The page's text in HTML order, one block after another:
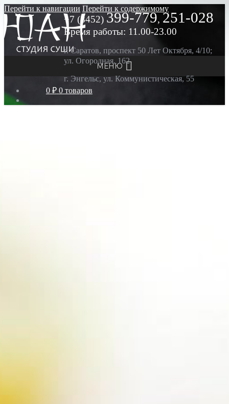
Перейти к навигации Перейти к содержимому
МЕНЮ
0 ₽ 0 товаров
+7 (8452) 399-779, 251-028
Время работы: 11.00-23.00
г. Саратов, проспект 50 Лет Октября, 4/10;
ул. Огородная, 162
г. Энгельс, ул. Коммунистическая, 55